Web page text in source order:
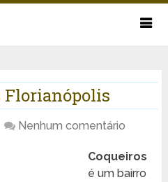
Florianópolis
Nenhum comentário
Coqueiros
é um bairro